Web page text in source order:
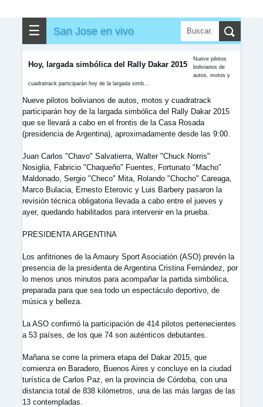
☰ San Jose en vivo
Hoy, largada simbólica del Rally Dakar 2015
Nueve pilotos
bolivianos de
autos, motos y
cuadratrack participarán hoy de la largada simb...
Nueve pilotos bolivianos de autos, motos y cuadratrack
participarán hoy de la largada simbólica del Rally Dakar 2015
que se llevará a cabo en el frontis de la Casa Rosada
(presidencia de Argentina), aproximadamente desde las 9:00.
Juan Carlos "Chavo" Salvatierra, Walter "Chuck Norris"
Nosiglia, Fabricio "Chaqueño" Fuentes, Fortunato "Macho"
Maldonado, Sergio "Checo" Mita, Rolando "Chocho" Careaga,
Marco Bulacia, Ernesto Eterovic y Luis Barbery pasaron la
revisión técnica obligatoria llevada a cabo entre el jueves y
ayer, quedando habilitados para intervenir en la prueba.
PRESIDENTA ARGENTINA
Los anfitriones de la Amaury Sport Asociatión (ASO) prevén la
presencia de la presidenta de Argentina Cristina Fernández, por
lo menos unos minutos para acompañar la partida simbólica,
preparada para que sea todo un espectáculo deportivo, de
música y belleza.
La ASO confirmó la participación de 414 pilotos pertenecientes
a 53 países, de los que 74 son auténticos debutantes.
Mañana se corre la primera etapa del Dakar 2015, que
comienza en Baradero, Buenos Aires y concluye en la ciudad
turística de Carlos Paz, en la provincia de Córdoba, con una
distancia total de 838 kilómetros, una de las más largas de las
13 contempladas.
✎ Otros ▼